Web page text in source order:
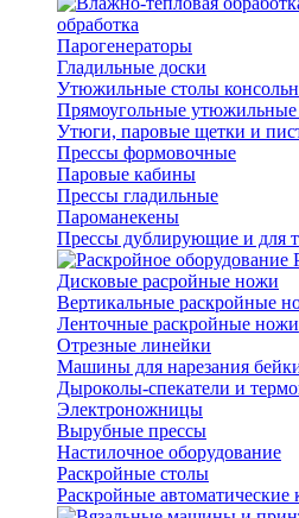
обработка
Парогенераторы
Гладильные доски
Утюжильные столы
Прямоугольные утюжильные
Утюги, паровые щетки и
Прессы формовочные
Паровые кабины
Прессы гладильные
Пароманекены
Прессы дублирующие и для
Дисковые расройные ножи
Вертикальные раскройные
Ленточные раскройные ножи
Отрезные линейки
Машины для нарезания
Дыроколы-спекатели и
Электроножницы
Вырубные прессы
Настилочное оборудование
Раскройные столы
Раскройные автоматические